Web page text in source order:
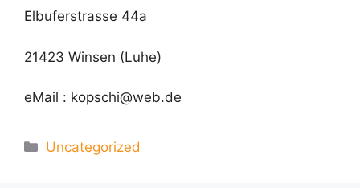
Elbuferstrasse 44a
21423 Winsen (Luhe)
eMail : kopschi@web.de
Kategorien
Uncategorized